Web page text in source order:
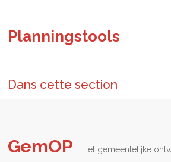
Plan­ningstools
Dans cette section
GemOP Het gemeentelijke